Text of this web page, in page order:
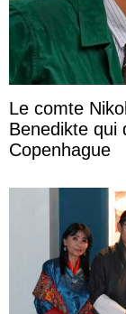
Le comte
Benedikte qui
Copenhague